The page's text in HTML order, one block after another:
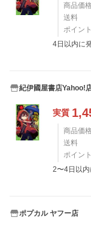
商品価格
送料
ポイント
4日以内に
紀伊國屋書店Yahoo!
実質
商品価格
送料
ポイント
2〜4日以内
ポプカル ヤフー店